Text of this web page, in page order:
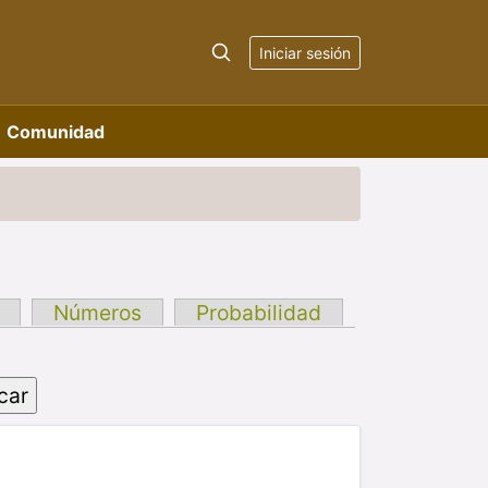
Iniciar sesión
Comunidad
Números
Probabilidad